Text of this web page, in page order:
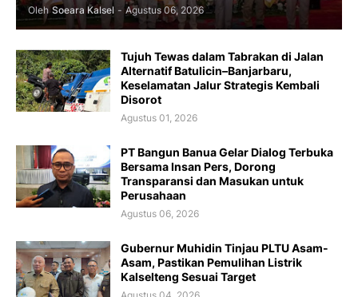
Oleh Soeara Kalsel - Agustus 06, 2026
Tujuh Tewas dalam Tabrakan di Jalan
Alternatif Batulicin–Banjarbaru,
Keselamatan Jalur Strategis Kembali
Disorot
Agustus 01, 2026
PT Bangun Banua Gelar Dialog Terbuka
Bersama Insan Pers, Dorong
Transparansi dan Masukan untuk
Perusahaan
Agustus 06, 2026
Gubernur Muhidin Tinjau PLTU Asam-
Asam, Pastikan Pemulihan Listrik
Kalselteng Sesuai Target